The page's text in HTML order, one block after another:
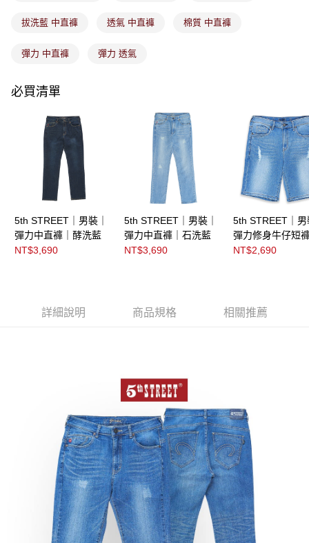
「AFTEE先享後付」，若未經同意申辦者引起之損失，本公司不負相關責
４．使用「AFTEE先享後付」時，將依據個別帳號之用戶狀況，依本公司即
５．嚴禁一人註冊多個帳號或使用他人資訊註冊。若發現惡意使用之情形，
宅配
免運費
拔洗藍 中直褲 透氣 中直褲 棉質 中直褲
彈力 中直褲 彈力 透氣
必買清單
5th STREET｜男裝｜
彈力中直褲｜酵洗藍
NT$3,690
5th STREET｜男裝｜
彈力中直褲｜石洗藍
NT$3,690
5th STREET｜男
彈力修身牛仔短
洗藍
NT$2,690
詳細說明 商品規格 相關推薦